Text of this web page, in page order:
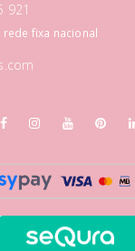
921
fixa nacional